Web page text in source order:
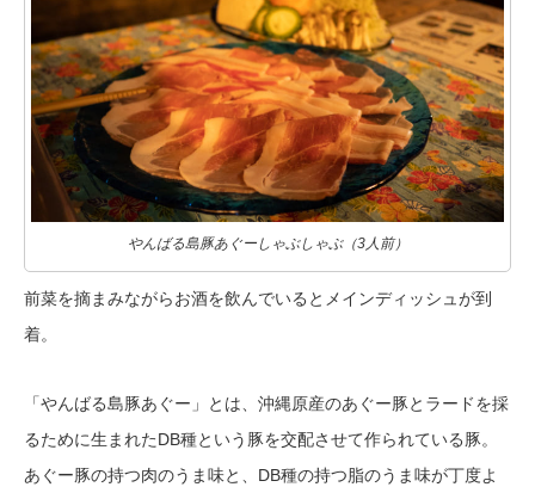
やんばる島豚あぐーしゃぶしゃぶ（3人前）
前菜を摘まみながらお酒を飲んでいるとメインディッシュが到
着。
「やんばる島豚あぐー」とは、沖縄原産のあぐー豚とラードを採
るために生まれたDB種という豚を交配させて作られている豚。
あぐー豚の持つ肉のうま味と、DB種の持つ脂のうま味が丁度よ